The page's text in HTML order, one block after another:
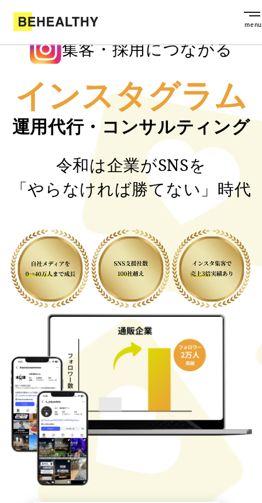
集客・採用につながる
インスタグラム
運用代行・コンサルティング
令和は企業がSNSを
「やらなければ勝てない」時代